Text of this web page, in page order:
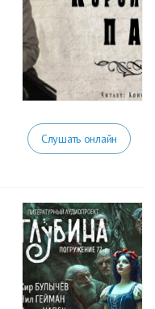
Слушать онлайн